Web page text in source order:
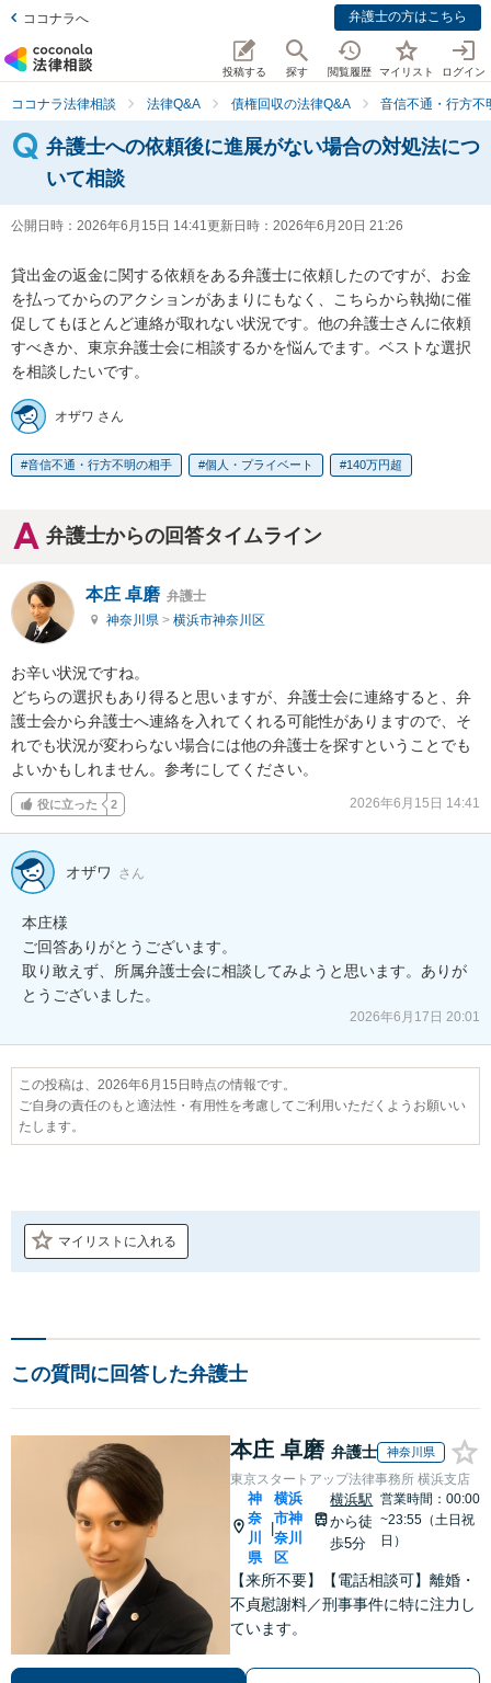
ココナラへ 弁護士の方はこちら
投稿する 探す 閲覧履歴 マイリスト ログイン
ココナラ法律相談 法律Q&A 債権回収の法律Q&A 音信不通・行方不
弁護士への依頼後に進展がない場合の対処法につ
いて相談
公開日時： 2026年6月15日 14:41更新日時： 2026年6月20日 21:26
貸出金の返金に関する依頼をある弁護士に依頼したのですが、お金
を払ってからのアクションがあまりにもなく、こちらから執拗に催
促してもほとんど連絡が取れない状況です。他の弁護士さんに依頼
すべきか、東京弁護士会に相談するかを悩んでます。ベストな選択
を相談したいです。
オザワ さん
音信不通・行方不明の相手 個人・プライベート 140万円超
弁護士からの回答タイムライン
本庄 卓磨 弁護士
神奈川県 > 横浜市神奈川区
お辛い状況ですね。
どちらの選択もあり得ると思いますが、弁護士会に連絡すると、弁
護士会から弁護士へ連絡を入れてくれる可能性がありますので、そ
れでも状況が変わらない場合には他の弁護士を探すということでも
よいかもしれません。参考にしてください。
役に立った 2 2026年6月15日 14:41
オザワ さん
本庄様
ご回答ありがとうございます。
取り敢えず、所属弁護士会に相談してみようと思います。ありが
とうございました。
2026年6月17日 20:01
この投稿は、2026年6月15日時点の情報です。
ご自身の責任のもと適法性・有用性を考慮してご利用いただくようお願いい
たします。
マイリストに入れる
この質問に回答した弁護士
本庄 卓磨 弁護士 神奈川県
東京スタートアップ法律事務所 横浜支店
神
奈
川
県
横浜
市神
奈川
区
横浜駅
から徒
歩5分
営業時間：00:00
~23:55（土日祝
日）
【来所不要】【電話相談可】離婚・
不貞慰謝料／刑事事件に特に注力し
ています。